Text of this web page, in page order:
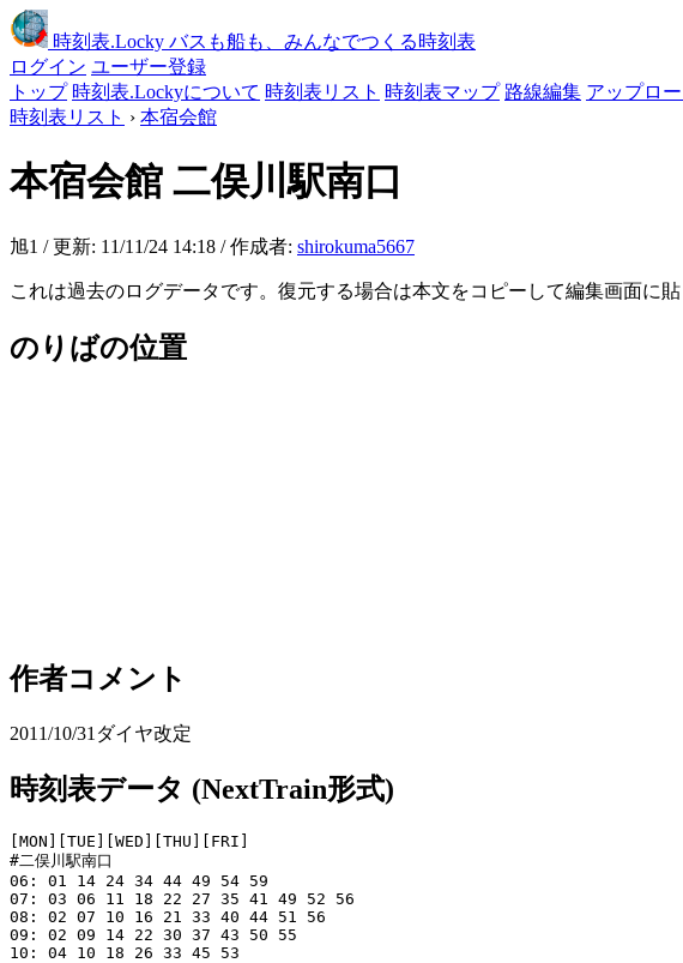
時刻表.Locky バスも船も、みんなでつくる時刻表
ログイン ユーザー登録
トップ 時刻表.Lockyについて 時刻表リスト 時刻表マップ 路線編集 アップロ
時刻表リスト › 本宿会館
本宿会館 二俣川駅南口
旭1 / 更新: 11/11/24 14:18 / 作成者: shirokuma5667
これは過去のログデータです。復元する場合は本文をコピーして編集画面に貼
のりばの位置
作者コメント
2011/10/31ダイヤ改定
時刻表データ (NextTrain形式)
[MON][TUE][WED][THU][FRI]
#二俣川駅南口
06: 01 14 24 34 44 49 54 59
07: 03 06 11 18 22 27 35 41 49 52 56
08: 02 07 10 16 21 33 40 44 51 56
09: 02 09 14 22 30 37 43 50 55
10: 04 10 18 26 33 45 53